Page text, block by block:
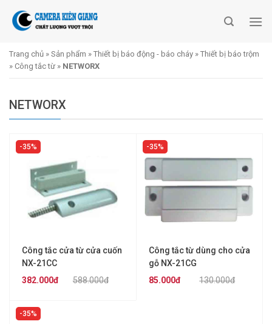
Trang chủ » Sản phẩm » Thiết bị báo động - báo cháy » Thiết bị báo trộm
» Công tắc từ » NETWORX
NETWORX
35%
Công tắc cửa từ cửa cuốn
NX-21CC
588.000đ
382.000đ
35%
Công tắc từ dùng cho cửa
gỗ NX-21CG
130.000đ
85.000đ
35%